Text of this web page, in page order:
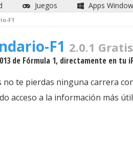
Juegos Apps
F1
F1 2.0.1
de Fórmula 1, directamente en tu
no te pierdas ninguna carrera
acceso a la información más